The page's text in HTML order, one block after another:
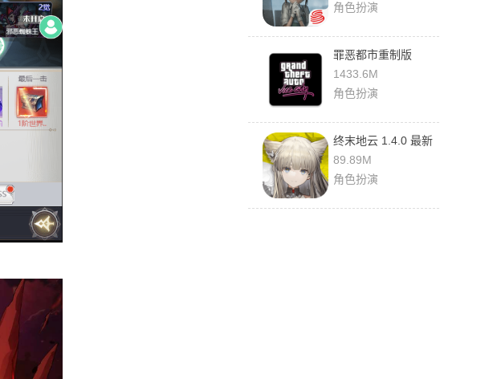
角色扮演
罪恶都市重制版
1.12.259 最新版
1433.6M
角色扮演
终末地云 1.4.0 最新
版
89.89M
角色扮演